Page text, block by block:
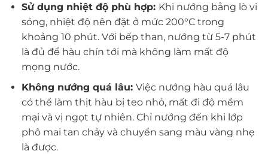
Sử dụng nhiệt độ phù hợp: Khi nướng bằng lò vi
sóng, nhiệt độ nên đặt ở mức 200°C trong
khoảng 10 phút. Với bếp than, nướng từ 5-7 phút
là đủ để hàu chín tới mà không làm mất độ
mọng nước.
Không nướng quá lâu: Việc nướng hàu quá lâu
có thể làm thịt hàu bị teo nhỏ, mất đi độ mềm
mại và vị ngọt tự nhiên. Chỉ nướng đến khi lớp
phô mai tan chảy và chuyển sang màu vàng nhẹ
là được.